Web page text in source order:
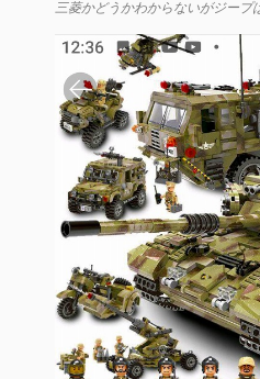
三菱かどうかわからないがジープ